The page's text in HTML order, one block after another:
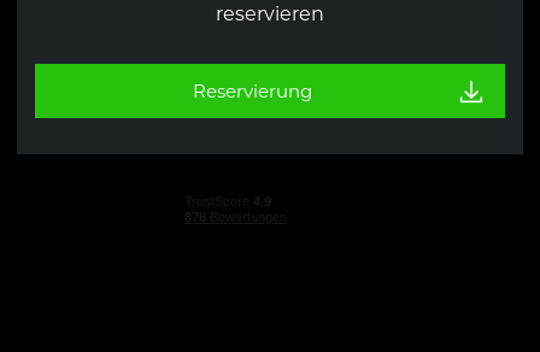
reservieren
Reservierung